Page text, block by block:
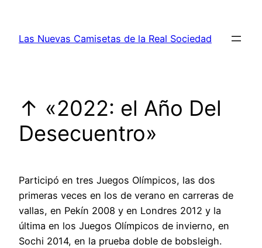
contenido
Las Nuevas Camisetas de la Real Sociedad
↑ «2022: el Año Del
Desecuentro»
Participó en tres Juegos Olímpicos, las dos
primeras veces en los de verano en carreras de
vallas, en Pekín 2008 y en Londres 2012 y la
última en los Juegos Olímpicos de invierno, en
Sochi 2014, en la prueba doble de bobsleigh.